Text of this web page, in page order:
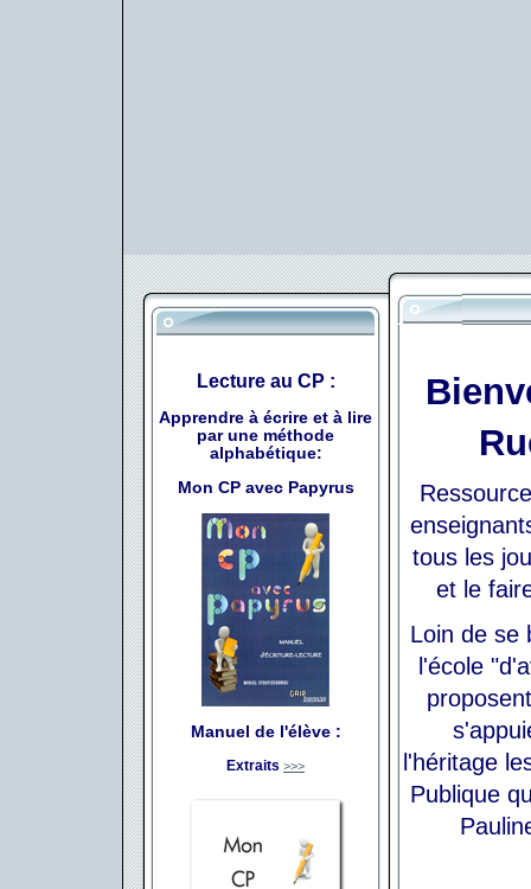
Lecture au CP :
Apprendre à écrire et à lire
par une méthode
alphabétique:
Mon CP avec Papyrus
Manuel de l'élève :
Extraits >>>
tous les
et le
Loin de se
l'école
l'héritage
Publique